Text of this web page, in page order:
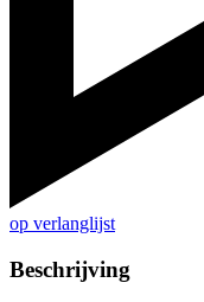
op verlanglijst
Beschrijving